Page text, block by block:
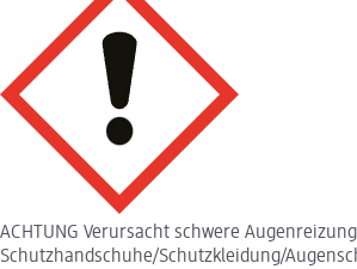
ACHTUNG Verursacht schwere
Schutzhandschuhe/Schutzkleidung/